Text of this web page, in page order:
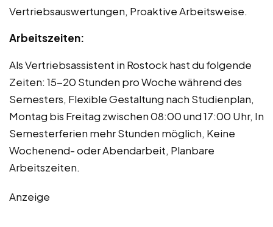
Vertriebsauswertungen, Proaktive Arbeitsweise.
Arbeitszeiten:
Als Vertriebsassistent in Rostock hast du folgende
Zeiten: 15-20 Stunden pro Woche während des
Semesters, Flexible Gestaltung nach Studienplan,
Montag bis Freitag zwischen 08:00 und 17:00 Uhr, In
Semesterferien mehr Stunden möglich, Keine
Wochenend- oder Abendarbeit, Planbare
Arbeitszeiten.
Anzeige